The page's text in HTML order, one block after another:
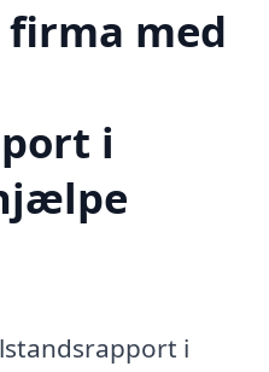
firma med
i
i